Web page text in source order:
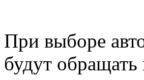
При выборе
будут